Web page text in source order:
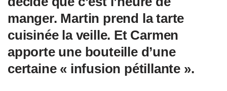
manger. Martin prend la tarte
cuisinée la veille. Et Carmen
apporte une bouteille d’une
certaine « infusion pétillante ».